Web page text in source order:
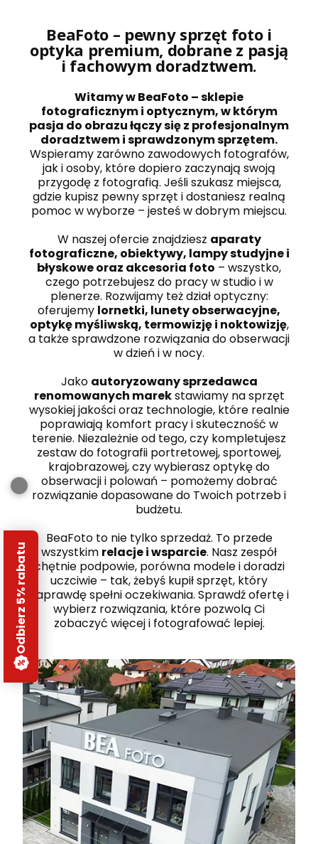
BeaFoto – pewny sprzęt foto i
optyka premium, dobrane z pasją
i fachowym doradztwem.
Witamy w BeaFoto – sklepie
fotograficznym i optycznym, w którym
pasja do obrazu łączy się z profesjonalnym
doradztwem i sprawdzonym sprzętem.
Wspieramy zarówno zawodowych fotografów,
jak i osoby, które dopiero zaczynają swoją
przygodę z fotografią. Jeśli szukasz miejsca,
gdzie kupisz pewny sprzęt i dostaniesz realną
pomoc w wyborze – jesteś w dobrym miejscu.
W naszej ofercie znajdziesz aparaty
fotograficzne, obiektywy, lampy studyjne i
błyskowe oraz akcesoria foto – wszystko,
czego potrzebujesz do pracy w studio i w
plenerze. Rozwijamy też dział optyczny:
oferujemy lornetki, lunety obserwacyjne,
optykę myśliwską, termowizję i noktowizję,
a także sprawdzone rozwiązania do obserwacji
w dzień i w nocy.
Jako autoryzowany sprzedawca
renomowanych marekstawiamy na sprzęt
wysokiej jakości oraz technologie, które realnie
poprawiają komfort pracy i skuteczność w
terenie. Niezależnie od tego, czy kompletujesz
zestaw do fotografii portretowej, sportowej,
krajobrazowej, czy wybierasz optykę do
obserwacji i polowań – pomożemy dobrać
rozwiązanie dopasowane do Twoich potrzeb i
budżetu.
BeaFoto to nie tylko sprzedaż. To przede
wszystkim relacje i wsparcie. Nasz zespół
chętnie podpowie, porówna modele i doradzi
uczciwie – tak, żebyś kupił sprzęt, który
naprawdę spełni oczekiwania. Sprawdź ofertę i
wybierz rozwiązania, które pozwolą Ci
zobaczyć więcej i fotografować lepiej.
Odbierz 5% rabatu